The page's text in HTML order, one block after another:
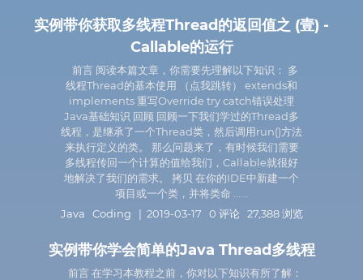
实例带你获取多线程Thread的返回值之 (壹) -
Callable的运行
前言 阅读本篇文章，你需要先理解以下知识： 多
线程Thread的基本使用 （点我跳转） extends和
implements 重写Override try catch错误处理
Java基础知识 回顾 回顾一下我们学过的Thread多
线程，是继承了一个Thread类，然后调用run()方法
来执行定义的类。 那么问题来了，有时候我们需要
多线程传回一个计算的值给我们，Callable就很好
地解决了我们的需求。 拷贝 在你的IDE中新建一个
项目或一个类，并将类命 ......
Java
Coding | 2019-03-17 0 评论 27,388 浏览
实例带你学会简单的Java Thread多线程
前言 在学习本教程之前，你对以下知识有所了解：